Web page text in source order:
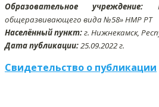
Образовательное учреждение:
общеразвивающего вида №58» НМР РТ
Населённый пункт:г. Нижнекамск,
Дата публикации:25.09.2022 г.
Свидетельство о публикации